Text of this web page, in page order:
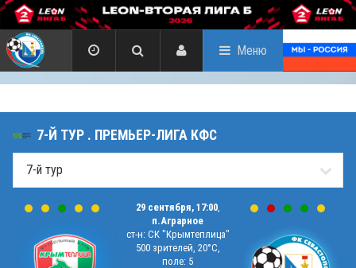
Меню
7-Й ТУР . ПРЕМЬЕР-ЛИГА КФС
29 сентября, 17:00,
п.Аграрное
ст-н: СК "Крымтеплица"
500 зрителей, 20°C,
поле: 5